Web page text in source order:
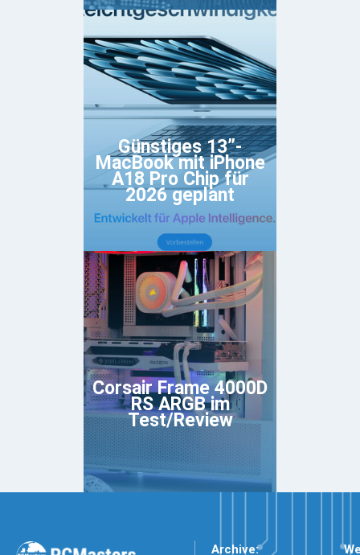
Günstiges 13”-
MacBook mit iPhone
A18 Pro Chip für
2026 geplant
Corsair Frame 4000D
RS ARGB im
Test/Review
Archive: